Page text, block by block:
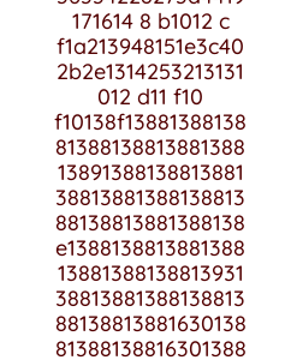
171614 8 b1012 c
f1a213948151e3c40
2b2e1314253213131
012 d11 f10
f10138f13881388138
81388138813881388
13891388138813881
38813881388138813
88138813881388138
e1388138813881388
13881388138813931
38813881388138813
88138813881630138
81388138816301388